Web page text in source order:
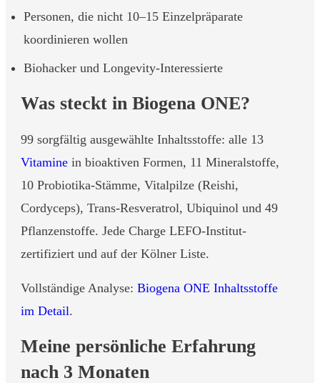
Personen, die nicht 10–15 Einzelpräparate
koordinieren wollen
Biohacker und Longevity-Interessierte
Was steckt in Biogena ONE?
99 sorgfältig ausgewählte Inhaltsstoffe: alle 13
Vitamine in bioaktiven Formen, 11 Mineralstoffe,
10 Probiotika-Stämme, Vitalpilze (Reishi,
Cordyceps), Trans-Resveratrol, Ubiquinol und 49
Pflanzenstoffe. Jede Charge LEFO-Institut-
zertifiziert und auf der Kölner Liste.
Vollständige Analyse: Biogena ONE Inhaltsstoffe
im Detail.
Meine persönliche Erfahrung
nach 3 Monaten